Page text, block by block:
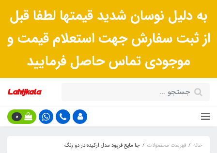
به دلیل نوسان شدید قیمتها لطفا قبل
از ثبت سفارش جهت استعلام قیمت و
موجودی تماس حاصل فرمایید
0
خانه فهرست محصولات جا مایع فرپود مدل ارکیده در دو رنگ